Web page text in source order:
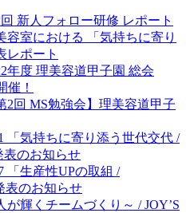
新人フォロー研修 レポート
容室における 「気持ちに寄り
レポート
年度 理美容道甲子園 総会
催！
2回 MS勉強会】理美容道甲子
「気持ちに寄り添う世代交代 /
のお知らせ
「生産性UPの取組 /
表のお知らせ
が輝くチームづくり～ / JOY’S